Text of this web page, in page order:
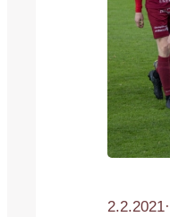
2.2.2021·